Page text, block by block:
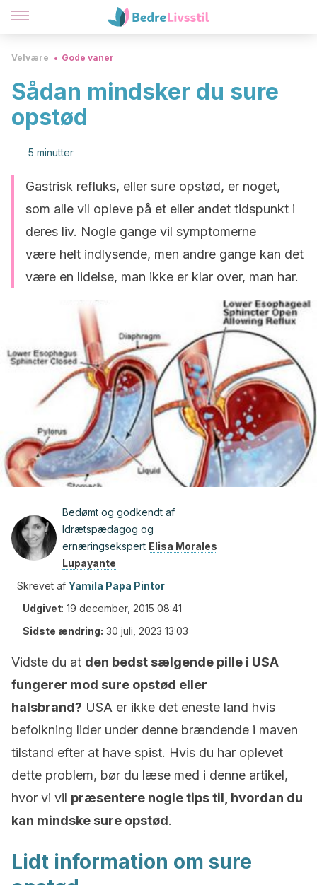
Velvære Gode vaner
Sådan mindsker du sure
opstød
5 minutter
Gastrisk refluks, eller sure opstød, er noget,
som alle vil opleve på et eller andet tidspunkt i
deres liv. Nogle gange vil symptomerne
være helt indlysende, men andre gange kan det
være en lidelse, man ikke er klar over, man har.
Bedømt og godkendt af
Idrætspædagog og
ernæringsekspert Elisa Morales
Lupayante
Skrevet af Yamila Papa Pintor
Udgivet: 19 december, 2015 08:41
Sidste ændring: 30 juli, 2023 13:03
Vidste du at den bedst sælgende pille i USA
fungerer mod sure opstød eller
halsbrand? USA er ikke det eneste land hvis
befolkning lider under denne brændende i maven
tilstand efter at have spist. Hvis du har oplevet
dette problem, bør du læse med i denne artikel,
hvor vi vil præsentere nogle tips til, hvordan du
kan mindske sure opstød.
Lidt information om sure